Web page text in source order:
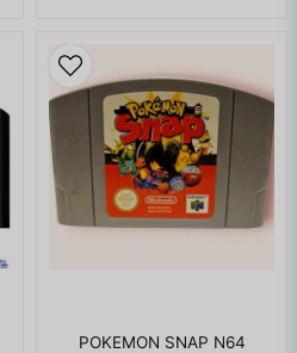
POKEMON SNAP N64